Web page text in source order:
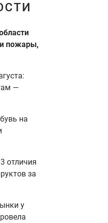
пожары,
—
на
отличия
за
у